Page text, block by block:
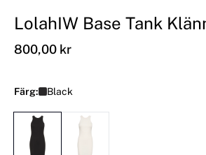
LolahIW Base Tank
800,00 kr
Färg: Black